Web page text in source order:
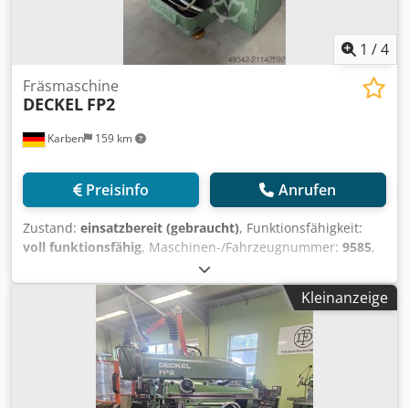
1 /4
Karben 159 km
Fräsmaschine
DECKEL FP2
Preisinfo Anrufen
Zustand: einsatzbereit (gebraucht), Funktionsfähigkeit:
voll funktionsfähig, Maschinen-/Fahrzeugnummer: 9585,
DECKEL Universal – Werkzeugfräs- u. Bohrmaschine Typ:
FP 2 Masch.-Nr.: 9585 Baujahr: 1978/79 Zustand: guter,
betriebsbereiter Zustand Codsygicajpfx Apmerf
Verfahrwege: längs: 400 mm vertikal: 400 mm horizontal:
Kleinanzeige